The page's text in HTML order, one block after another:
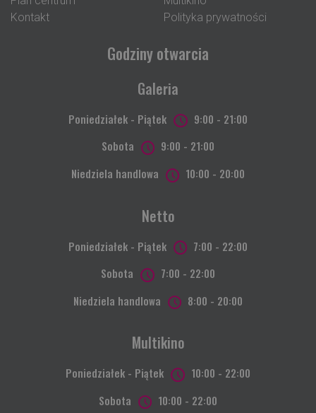
Kontakt
Polityka prywatności
Godziny otwarcia
Galeria
Poniedziałek - Piątek
9:00 - 21:00
Sobota
9:00 - 21:00
Niedziela handlowa
10:00 - 20:00
Netto
Poniedziałek - Piątek
7:00 - 22:00
Sobota
7:00 - 22:00
Niedziela handlowa
8:00 - 20:00
Multikino
Poniedziałek - Piątek
10:00 - 22:00
Sobota
10:00 - 22:00